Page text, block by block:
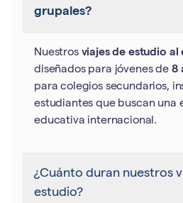
grupales?
Nuestros viajes de estudio
diseñados para jóvenes de 8
para colegios secundarios,
estudiantes que buscan una
educativa internacional.
¿Cuánto duran nuestros
estudio?